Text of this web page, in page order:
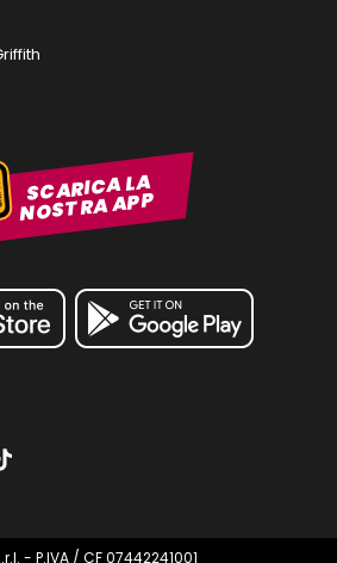
SCARICA LA
NOSTRA APP
- P.IVA / CF 07442241001